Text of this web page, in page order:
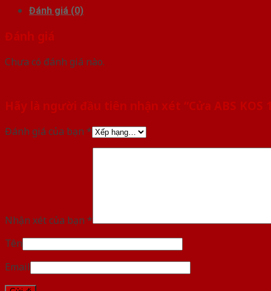
Đánh giá (0)
Đánh giá
Chưa có đánh giá nào.
Hãy là người đầu tiên nhận xét “Cửa ABS KOS
Đánh giá của bạn *
Nhận xét của bạn *
Tên
Email